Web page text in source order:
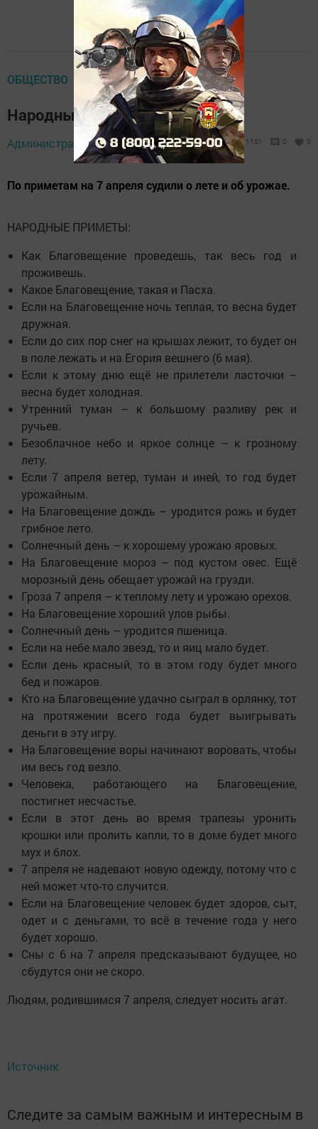
ОБЩЕСТВО
Народные приметы на 7 апреля
Администратор, 7 апреля 2020 - 14:28 1101 0 0
По приметам на 7 апреля судили о лете и об урожае.
НАРОДНЫЕ ПРИМЕТЫ:
Как Благовещение проведешь, так весь год и
проживешь.
Какое Благовещение, такая и Пасха.
Если на Благовещение ночь теплая, то весна будет
дружная.
Если до сих пор снег на крышах лежит, то будет он
в поле лежать и на Егория вешнего (6 мая).
Если к этому дню ещё не прилетели ласточки –
весна будет холодная.
Утренний туман – к большому разливу рек и
ручьев.
Безоблачное небо и яркое солнце – к грозному
лету.
Если 7 апреля ветер, туман и иней, то год будет
урожайным.
На Благовещение дождь – уродится рожь и будет
грибное лето.
Солнечный день – к хорошему урожаю яровых.
На Благовещение мороз – под кустом овес. Ещё
морозный день обещает урожай на грузди.
Гроза 7 апреля – к теплому лету и урожаю орехов.
На Благовещение хороший улов рыбы.
Солнечный день – уродится пшеница.
Если на небе мало звезд, то и яиц мало будет.
Если день красный, то в этом году будет много
бед и пожаров.
Кто на Благовещение удачно сыграл в орлянку, тот
на протяжении всего года будет выигрывать
деньги в эту игру.
На Благовещение воры начинают воровать, чтобы
им весь год везло.
Человека, работающего на Благовещение,
постигнет несчастье.
Если в этот день во время трапезы уронить
крошки или пролить капли, то в доме будет много
мух и блох.
7 апреля не надевают новую одежду, потому что с
ней может что-то случится.
Если на Благовещение человек будет здоров, сыт,
одет и с деньгами, то всё в течение года у него
будет хорошо.
Сны с 6 на 7 апреля предсказывают будущее, но
сбудутся они не скоро.
Людям, родившимся 7 апреля, следует носить агат.
Источник
Следите за самым важным и интересным в